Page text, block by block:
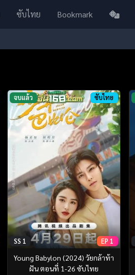
ซับไทย Bookmark
จบแล้ว ซับไทย
SS 1 EP 1
Young Babylon (2024) วัยกล้าท้า
ฝัน ตอนที่ 1-26 ซับไทย